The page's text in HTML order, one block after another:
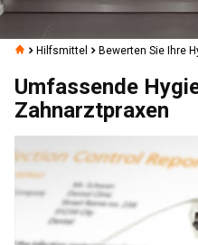
Hilfsmittel Bewerten Sie Ihre
Umfassende
Zahnarztpraxen